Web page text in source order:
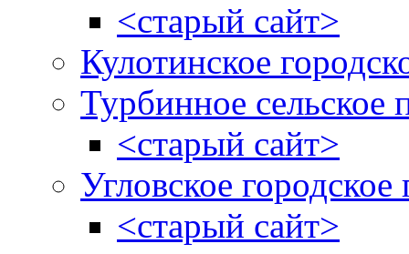
<старый сайт>
Кулотинское
Турбинное сельское
<старый сайт>
Угловское городское
<старый сайт>